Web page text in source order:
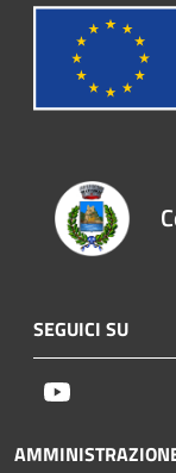
SEGUICI SU